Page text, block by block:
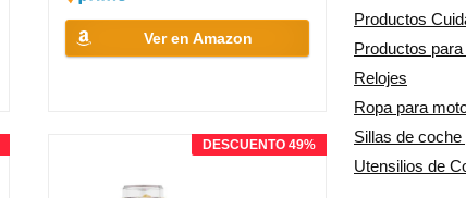
Ver en Amazon
DESCUENTO 49%
Productos
Productos
Relojes
Ropa para
Sillas de
Utensilios de